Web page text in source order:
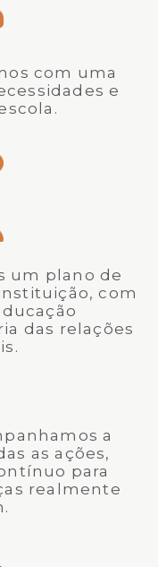
com uma
e
um plano de
com
das relações
a
as ações,
para
realmente